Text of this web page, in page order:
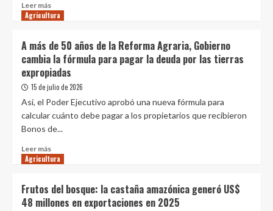
Leer más
más
de
cada
10
consumidores
priorizan
alimentos
con
para
la
Agricultura
A más de 50 años de la Reforma Agraria, Gobierno
cambia la fórmula para pagar la deuda por las tierras
expropiadas
15 de julio de 2026
Así, el Poder Ejecutivo aprobó una nueva fórmula para
calcular cuánto debe pagar a los propietarios que recibieron
Bonos de...
Leer más
más
más
de
Agricultura
Frutos del bosque: la castaña amazónica generó US$
48 millones en exportaciones en 2025